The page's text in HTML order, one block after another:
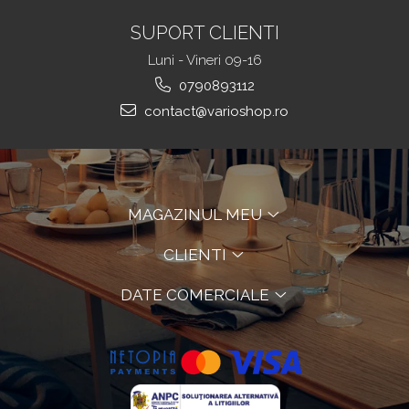
SUPORT CLIENTI
Luni - Vineri 09-16
0790893112
contact@varioshop.ro
MAGAZINUL MEU
CLIENTI
DATE COMERCIALE